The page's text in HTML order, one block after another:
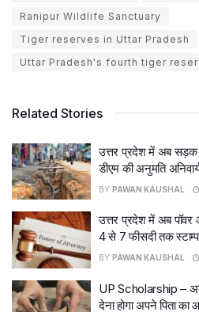
Ranipur Wildlife Sanctuary
Tiger reserves in Uttar Pradesh
Uttar Pradesh's fourth tiger
Related Stories
उत्तर प्रदेश में अब
डीएम की अनुमति
BY PAWAN KAUSHAL
उत्तर प्रदेश में अब पॉवर
4 से 7 फीसदी तक
BY PAWAN KAUSHAL
UP Scholarship – अब
देना होगा अपने पिता